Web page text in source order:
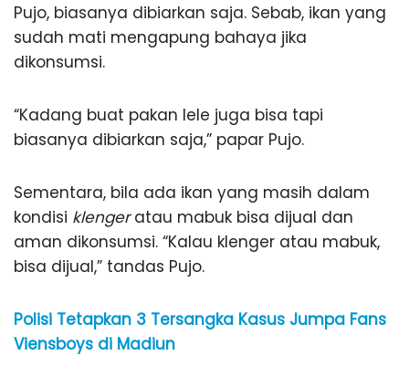
Pujo, biasanya dibiarkan saja. Sebab, ikan yang
sudah mati mengapung bahaya jika
dikonsumsi.
“Kadang buat pakan lele juga bisa tapi
biasanya dibiarkan saja,” papar Pujo.
Sementara, bila ada ikan yang masih dalam
kondisi klengeratau mabuk bisa dijual dan
aman dikonsumsi. “Kalau klenger atau mabuk,
bisa dijual,” tandas Pujo.
Polisi Tetapkan 3 Tersangka Kasus Jumpa Fans
Viensboys di Madiun